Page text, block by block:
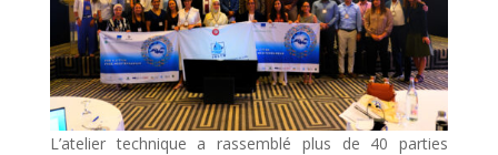
L’atelier technique a rassemblé plus de 40 parties